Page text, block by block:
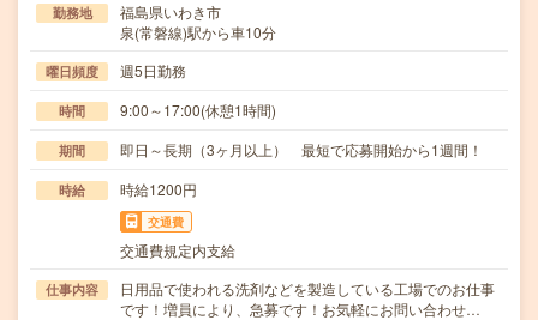
勤務地
福島県いわき市
泉(常磐線)駅から車10分
曜日頻度 週5日勤務
時間 9:00～17:00(休憩1時間)
期間 即日～長期（3ヶ月以上） 最短で応募開始から1週間！
時給 時給1200円
交通費
交通費規定内支給
仕事内容
日用品で使われる洗剤などを製造している工場でのお仕事
です！増員により、急募です！お気軽にお問い合わせ…